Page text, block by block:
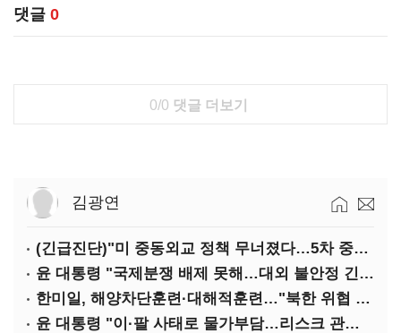
댓글 0
0/0 댓글 더보기
김광연
(긴급진단)"미 중동외교 정책 무너졌다…5차 중동전 가능성은 낮아"
윤 대통령 "국제분쟁 배제 못해…대외 불안정 긴밀대응"
한미일, 해양차단훈련·대해적훈련…"북한 위협 억제"
윤 대통령 "이·팔 사태로 물가부담…리스크 관리 만전 기해야"